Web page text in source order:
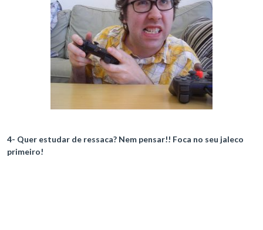
4- Quer estudar de ressaca? Nem pensar!! Foca no seu jaleco
primeiro!